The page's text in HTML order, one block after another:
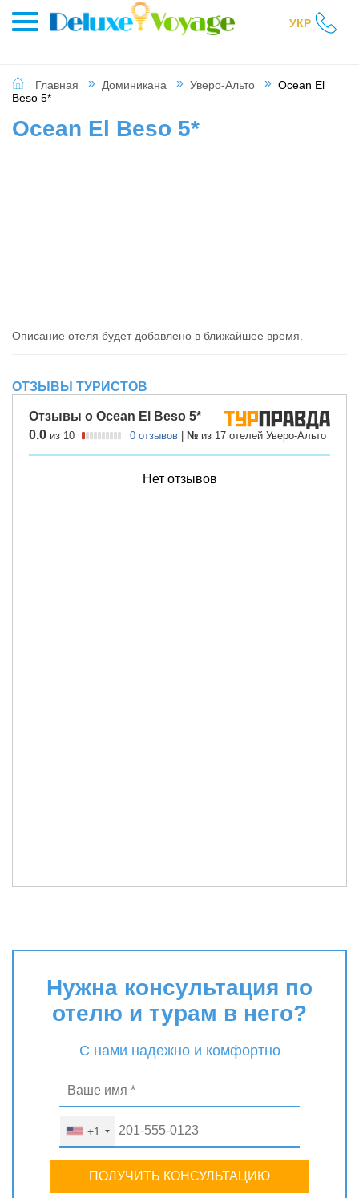
УКР
Главная Доминикана Уверо-Альто
Ocean El
Beso 5*
Ocean El Beso 5*
Описание отеля будет добавлено в ближайшее время.
ОТЗЫВЫ ТУРИСТОВ
Нужна консультация по
отелю и турам в него?
С нами надежно и комфортно
+1
ПОЛУЧИТЬ КОНСУЛЬТАЦИЮ